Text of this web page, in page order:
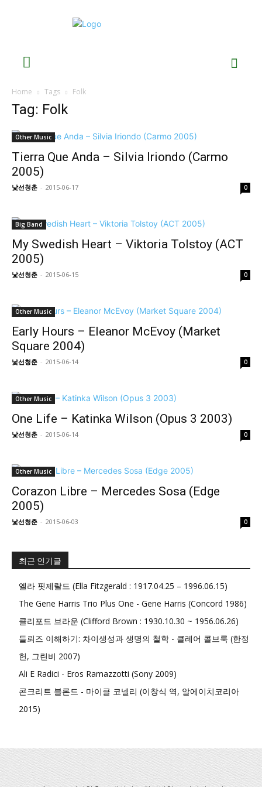
Home Tags Folk
Tag: Folk
Other Music
Tierra Que Anda – Silvia Iriondo (Carmo
2005)
낯선청춘 - 2015-06-17 0
Big Band
My Swedish Heart – Viktoria Tolstoy (ACT
2005)
낯선청춘 - 2015-06-15 0
Other Music
Early Hours – Eleanor McEvoy (Market
Square 2004)
낯선청춘 - 2015-06-14 0
Other Music
One Life – Katinka Wilson (Opus 3 2003)
낯선청춘 - 2015-06-14 0
Other Music
Corazon Libre – Mercedes Sosa (Edge
2005)
낯선청춘 - 2015-06-03 0
최근 인기글
엘라 핏제랄드 (Ella Fitzgerald : 1917.04.25 – 1996.06.15)
The Gene Harris Trio Plus One - Gene Harris (Concord 1986)
클리포드 브라운 (Clifford Brown : 1930.10.30 ~ 1956.06.26)
들뢰즈 이해하기: 차이생성과 생명의 철학 - 클레어 콜브룩 (한정
헌, 그린비 2007)
Ali E Radici - Eros Ramazzotti (Sony 2009)
콘크리트 블론드 - 마이클 코넬리 (이창식 역, 알에이치코리아
2015)